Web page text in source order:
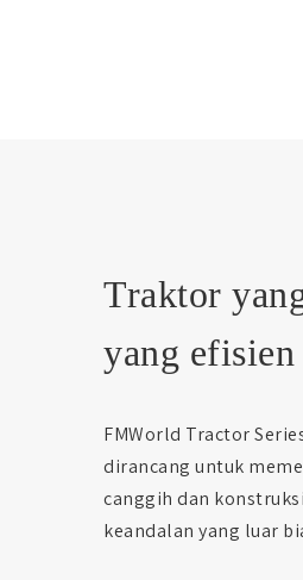
Traktor
yang efisien
FMWorld Tractor
dirancang untuk
canggih dan
keandalan yang luar